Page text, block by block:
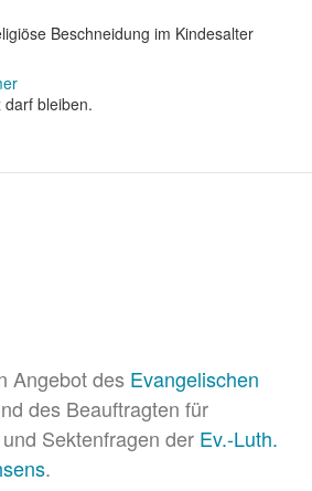
Beschneidung im Kindesalter
darf bleiben.
Angebot des Evangelischen
des Beauftragten für
Sektenfragen der Ev.-Luth.
.